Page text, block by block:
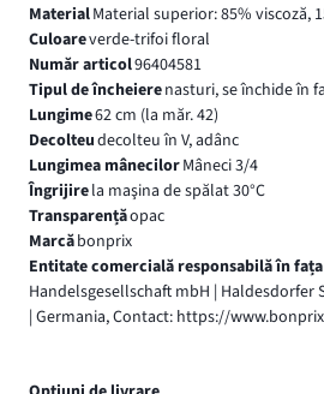
MaterialMaterial superior: 85% viscoză,
Culoareverde-trifoi floral
Număr articol96404581
Tipul de încheierenasturi, se închide în
Lungime62 cm (la măr. 42)
Decolteudecolteu în V, adânc
Lungimea mânecilorMâneci 3/4
Îngrijirela maşina de spălat 30°C
Transparențăopac
Marcăbonprix
Entitate comercială responsabilă în fața
Handelsgesellschaft mbH | Haldesdorfer
| Germania, Contact: https://